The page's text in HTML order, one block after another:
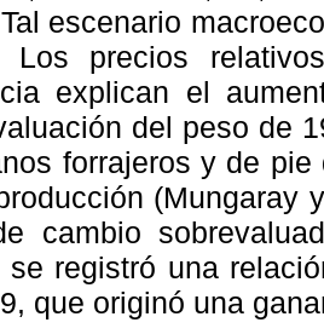
escenario
Los precios
explican el
del peso de
forrajeros y de
(Mungaray
cambio
se registró una
que originó una